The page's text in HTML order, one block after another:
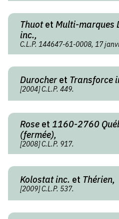
Thuotet Multi-marques
inc.,
C.L.P. 144647-61-0008, 17
Durocheret Transforce
[2004] C.L.P. 449.
Rose et 1160-2760
(fermée),
[2008] C.L.P. 917.
Kolostat inc. et Thérien,
[2009] C.L.P. 537.